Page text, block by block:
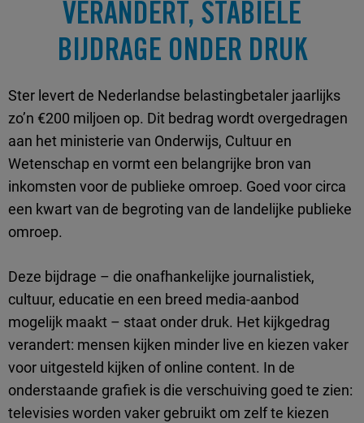
VERANDERT, STABIELE
BIJDRAGE ONDER DRUK
Ster levert de Nederlandse belastingbetaler jaarlijks
zo’n €200 miljoen op. Dit bedrag wordt overgedragen
aan het ministerie van Onderwijs, Cultuur en
Wetenschap en vormt een belangrijke bron van
inkomsten voor de publieke omroep. Goed voor circa
een kwart van de begroting van de landelijke publieke
omroep.
Deze bijdrage – die onafhankelijke journalistiek,
cultuur, educatie en een breed media-aanbod
mogelijk maakt – staat onder druk. Het kijkgedrag
verandert: mensen kijken minder live en kiezen vaker
voor uitgesteld kijken of online content. In de
onderstaande grafiek is die verschuiving goed te zien:
televisies worden vaker gebruikt om zelf te kiezen